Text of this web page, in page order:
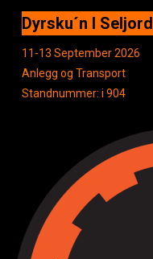
Dyrsku´n I Seljord
11-13 September 2026
Anlegg og Transport
Standnummer: i 904